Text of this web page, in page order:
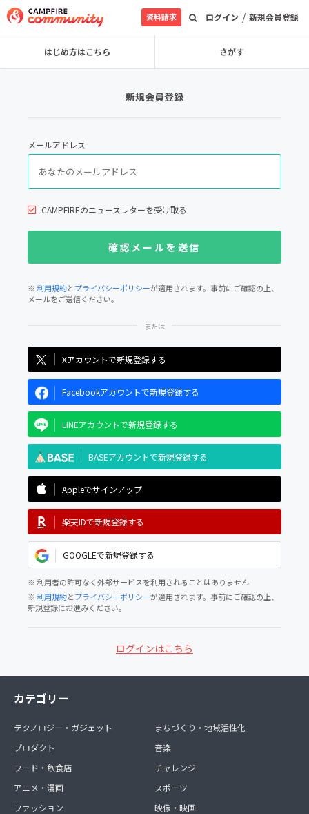
ログイン / 新規会員登録
資料請求
はじめ方はこちら さがす
新規会員登録
メールアドレス
CAMPFIREのニュースレターを受け取る
※利用規約とプライバシーポリシーが適用されます。事前にご確認の上、
メールをご送信ください。
Xアカウントで新規登録する
Facebookアカウントで新規登録する
LINEアカウントで新規登録する
BASEアカウントで新規登録する
Appleでサインアップ
楽天IDで新規登録する
GOOGLEで新規登録する
※ 利用者の許可なく外部サービスを利用されることはありません
※利用規約とプライバシーポリシーが適用されます。事前にご確認の上、
新規登録にお進みください。
ログインはこちら
カテゴリー
テクノロジー・ガジェット
プロダクト
フード・飲食店
アニメ・漫画
ファッション
まちづくり・地域活性化
音楽
チャレンジ
スポーツ
映像・映画